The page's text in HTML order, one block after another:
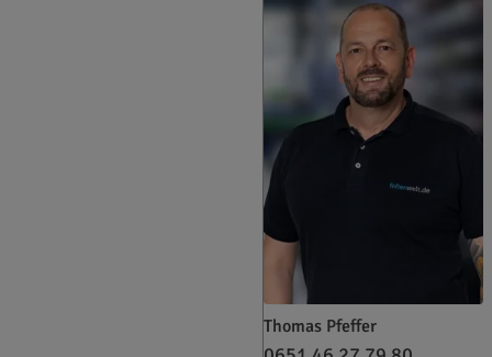
Thomas Pfeffer